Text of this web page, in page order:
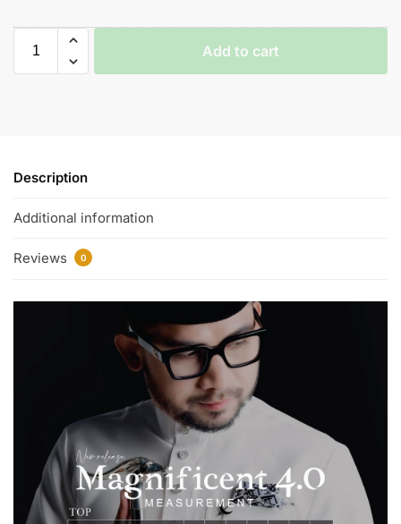
Add to cart
Description
Additional information
Reviews 0